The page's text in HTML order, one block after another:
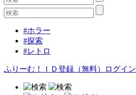
#ホラー
#探索
#レトロ
ふりーむ！ＩＤ登録（無料） ログイン